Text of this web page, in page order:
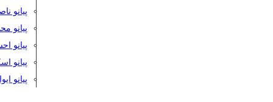
پیانو
پیانو
پیانو
پیانو
پیانو